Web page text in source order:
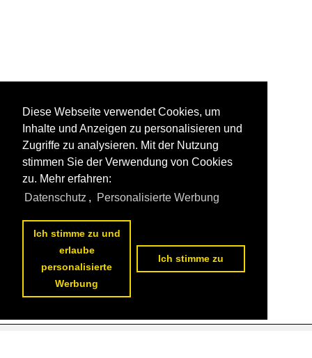
Diese Webseite verwendet Cookies, um
Inhalte und Anzeigen zu personalisieren und
Zugriffe zu analysieren. Mit der Nutzung
stimmen Sie der Verwendung von Cookies
zu. Mehr erfahren:
Datenschutz , Personalisierte Werbung
Ich stimme zu und
erlaube
personalisierte
Werbung
Ich stimme zu